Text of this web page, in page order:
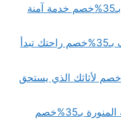
نقل عفش من جدة الى جازان بـ35%خصم خدمة آمنة
نقل عفش من جدة الى الطائف بـ35%خصم راحتك تبدأ
تخزين اثاث بجدة بـ35%خصم لأثاثك الذي يستحق
نقل عفش من جدة الى المدينة المنورة بـ35%خصم